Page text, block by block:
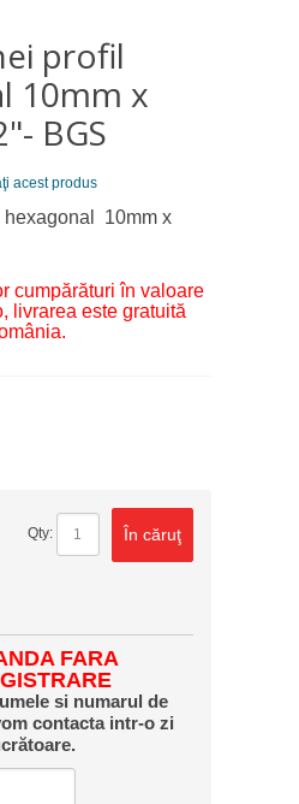
profil
10mm x
BGS
acest produs
10mm x
cumpărături în valoare
livrarea este gratuită
Qty: În căruţ
FARA
si numarul de
contacta intr-o zi